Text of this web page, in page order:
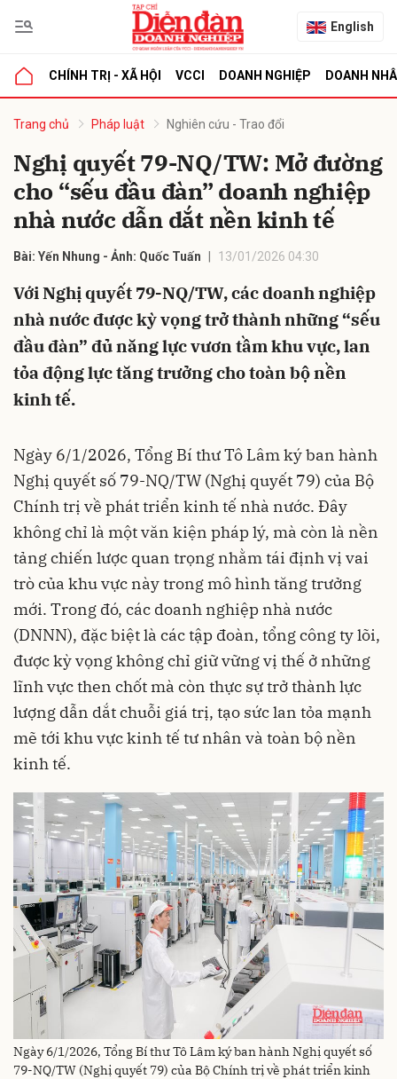
English
CHÍNH TRỊ - XÃ HỘI VCCI DOANH NGHIỆP DOANH
Trang chủ Pháp luật Nghiên cứu - Trao đổi
Nghị quyết 79-NQ/TW: Mở đường
cho “sếu đầu đàn” doanh nghiệp
nhà nước dẫn dắt nền kinh tế
Bài: Yến Nhung - Ảnh: Quốc Tuấn 13/01/2026 04:30
Với Nghị quyết 79-NQ/TW, các doanh nghiệp
nhà nước được kỳ vọng trở thành những “sếu
đầu đàn” đủ năng lực vươn tầm khu vực, lan
tỏa động lực tăng trưởng cho toàn bộ nền
kinh tế.
Ngày 6/1/2026, Tổng Bí thư Tô Lâm ký ban hành
Nghị quyết số 79-NQ/TW (Nghị quyết 79) của Bộ
Chính trị về phát triển kinh tế nhà nước. Đây
không chỉ là một văn kiện pháp lý, mà còn là nền
tảng chiến lược quan trọng nhằm tái định vị vai
trò của khu vực này trong mô hình tăng trưởng
mới. Trong đó, các doanh nghiệp nhà nước
(DNNN), đặc biệt là các tập đoàn, tổng công ty lõi,
được kỳ vọng không chỉ giữ vững vị thế ở những
lĩnh vực then chốt mà còn thực sự trở thành lực
lượng dẫn dắt chuỗi giá trị, tạo sức lan tỏa mạnh
mẽ tới khu vực kinh tế tư nhân và toàn bộ nền
kinh tế.
Ngày 6/1/2026, Tổng Bí thư Tô Lâm ký ban hành Nghị quyết số
79-NQ/TW (Nghị quyết 79) của Bộ Chính trị về phát triển kinh
luận
Hủy